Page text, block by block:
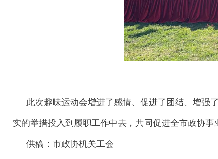
此次趣味运动会增进了感情、促进了团结、增强
实的举措投入到履职工作中去，共同促进全市政协事
供稿：市政协机关工会